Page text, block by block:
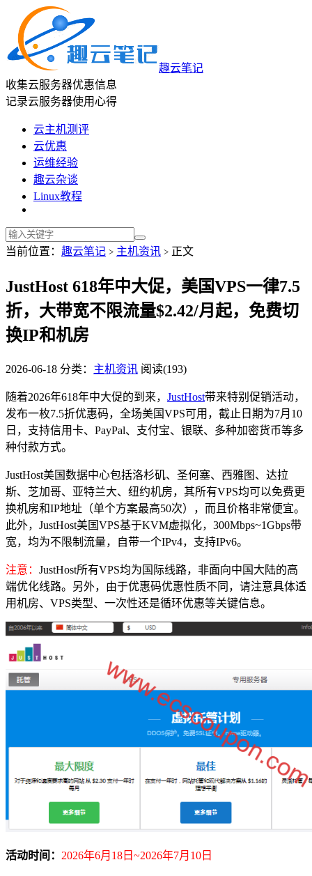
趣云笔记
收集云服务器优惠信息
记录云服务器使用心得
云主机测评
云优惠
运维经验
趣云杂谈
Linux教程
当前位置： 趣云笔记 > 主机资讯 > 正文
JustHost 618年中大促，美国VPS一律7.5
折，大带宽不限流量$2.42/月起，免费切
换IP和机房
2026-06-18 分类： 主机资讯 阅读(193)
随着2026年618年中大促的到来， JustHost带来特别促销活动，
发布一枚7.5折优惠码，全场美国VPS可用，截止日期为7月10
日，支持信用卡、PayPal、支付宝、银联、多种加密货币等多
种付款方式。
JustHost美国数据中心包括洛杉矶、圣何塞、西雅图、达拉
斯、芝加哥、亚特兰大、纽约机房，其所有VPS均可以免费更
换机房和IP地址（单个方案最高50次），而且价格非常便宜。
此外，JustHost美国VPS基于KVM虚拟化，300Mbps~1Gbps带
宽，均为不限制流量，自带一个IPv4，支持IPv6。
注意： JustHost所有VPS均为国际线路，非面向中国大陆的高
端优化线路。另外，由于优惠码优惠性质不同，请注意具体适
用机房、VPS类型、一次性还是循环优惠等关键信息。
活动时间： 2026年6月18日~2026年7月10日